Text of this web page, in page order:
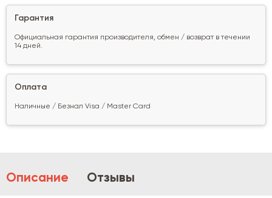
Гарантия
Официальная гарантия производителя, обмен / возврат в течении
14 дней.
Оплата
Наличные / Безнал Visa / Master Card
Описание Отзывы